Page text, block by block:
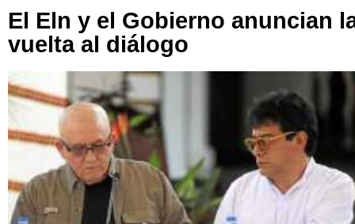
El Eln y el Gobierno anuncian
vuelta al diálogo